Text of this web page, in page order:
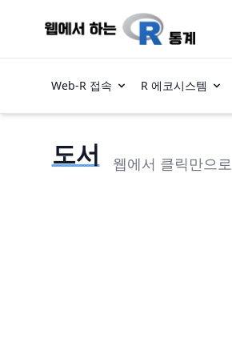
Web-R 접속 R 에코시스템
도서 웹에서 클릭만으